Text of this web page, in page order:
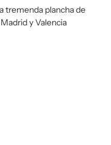
tremenda plancha de
y Valencia